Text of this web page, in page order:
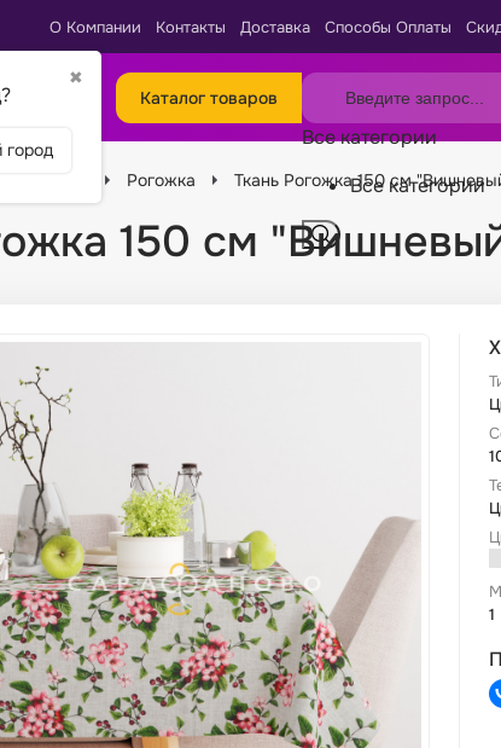
✖
город
О Компании Контакты Доставка Способы Оплаты
Каталог товаров
Все категории
Все категории
Рогожка Ткань Рогожка 150 см
150 см
1